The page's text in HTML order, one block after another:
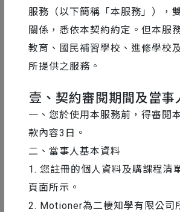
服務（以下簡稱「本服務」），
關係，悉依本契約約定。但本服
教育、國民補習學校、進修學校
所提供之服務。
壹、契約審閱期間及當事
一、您於使用本服務前，得審閱
款內容3日。
二、當事人基本資料
1. 您註冊的個人資料及購課程清
頁面所示。
2. Motioner為二棲知學有限公司
動態設計全面實戰
Motion Graphics 新
Ps 超實用攻略！
NT.0
課程長度
學生人數
有7,726 位同學